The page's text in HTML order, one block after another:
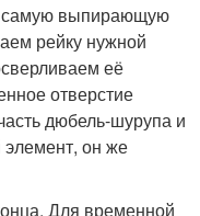
самую выпирающую
рейку нужной
её
отверстие
дюбель-шурупа и
он же
Для временной